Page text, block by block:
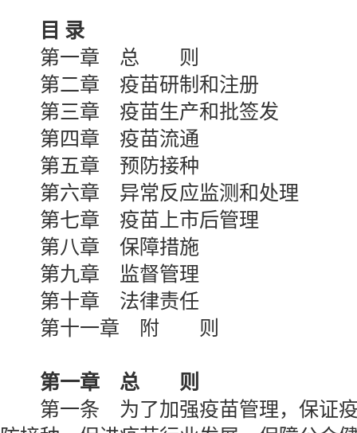
目 录
第一章 总 则
第二章 疫苗研制和注册
第三章 疫苗生产和批签发
第四章 疫苗流通
第五章 预防接种
第六章 异常反应监测和处理
第七章 疫苗上市后管理
第八章 保障措施
第九章 监督管理
第十章 法律责任
第十一章 附 则
第一章 总 则
第一条 为了加强疫苗管理，保证疫